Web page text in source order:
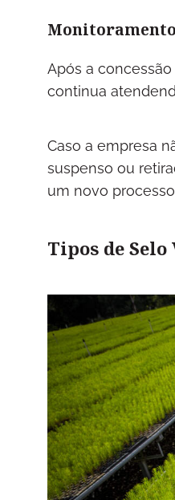
Após a
continua
Caso a empresa
suspenso ou
um novo
Tipos de